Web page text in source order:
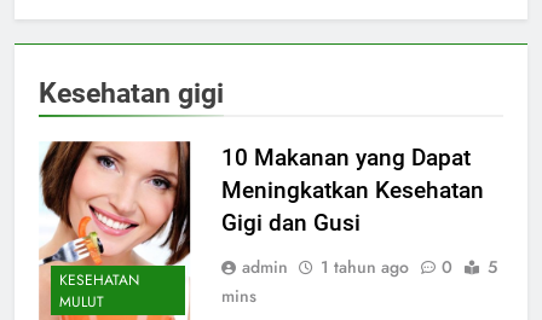
Kesehatan gigi
KESEHATAN
MULUT
10 Makanan yang Dapat
Meningkatkan Kesehatan
Gigi dan Gusi
admin 1 tahun ago 0
5
mins